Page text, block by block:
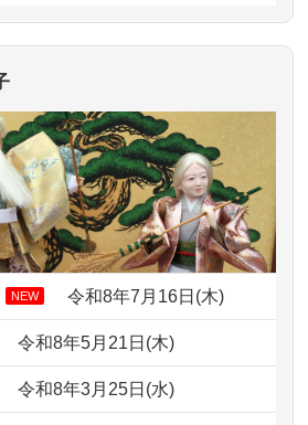
ある人形達を、ちゃんと供養
かったので。
でいない実家の片付けを始め
由が丘店を見守ってくれてあり
とお人形たちの供養をしてい
養・処分をお願いできます
セットを供養・処分したいの
内裏様だ...
みの後、供養祭までお人形は
か？
うですが、きちんと供養して
NEW 令和8年7月16日(木)
令和8年5月21日(木)
令和8年3月25日(水)